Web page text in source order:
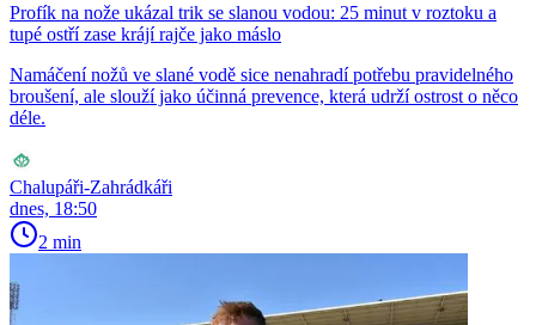
Profík na nože ukázal trik se slanou vodou: 25 minut v roztoku a
tupé ostří zase krájí rajče jako máslo
Namáčení nožů ve slané vodě sice nenahradí potřebu pravidelného
broušení, ale slouží jako účinná prevence, která udrží ostrost o něco
déle.
Chalupáři-Zahrádkáři
dnes, 18:50
2 min